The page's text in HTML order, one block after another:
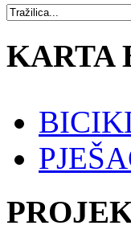
KARTA